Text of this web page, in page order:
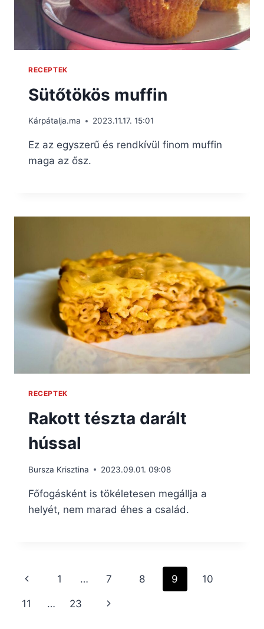
RECEPTEK
Sütőtökös muffin
Kárpátalja.ma 2023.11.17. 15:01
Ez az egyszerű és rendkívül finom muffin
maga az ősz.
RECEPTEK
Rakott tészta darált
hússal
Bursza Krisztina 2023.09.01. 09:08
Főfogásként is tökéletesen megállja a
helyét, nem marad éhes a család.
Page
navigation
Previous
Page
1 … 7 8 9 10
11 … 23
Next